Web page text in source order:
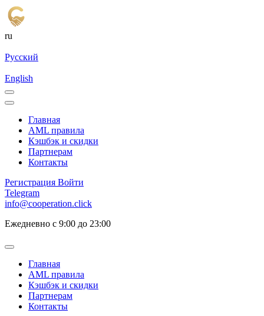
ru
Русский
English
Главная
AML правила
Кэшбэк и cкидки
Партнерам
Контакты
Регистрация Войти
Telegram
info@cooperation.click
Ежедневно с 9:00 до 23:00
Главная
AML правила
Кэшбэк и cкидки
Партнерам
Контакты